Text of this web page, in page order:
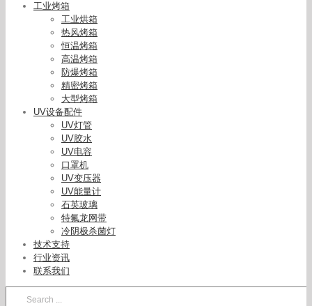
工业烤箱
工业烘箱
热风烤箱
恒温烤箱
高温烤箱
防爆烤箱
精密烤箱
大型烤箱
UV设备配件
UV灯管
UV胶水
UV电容
口罩机
UV变压器
UV能量计
石英玻璃
特氟龙网带
冷阴极杀菌灯
技术支持
行业资讯
联系我们